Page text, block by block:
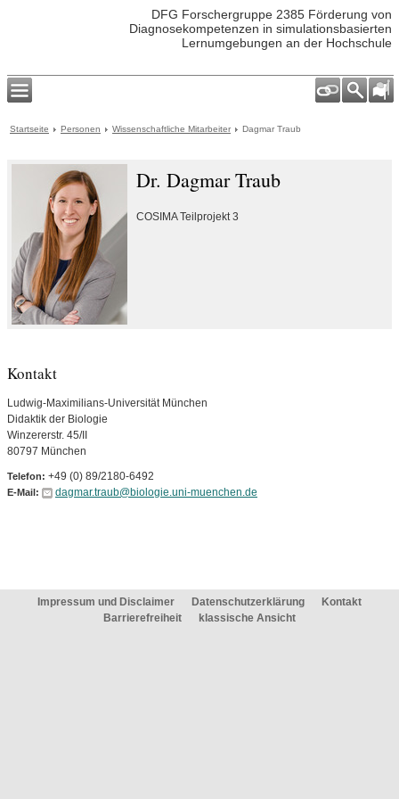
DFG Forschergruppe 2385 Förderung von
Diagnosekompetenzen in simulationsbasierten
Lernumgebungen an der Hochschule
Startseite Personen Wissenschaftliche Mitarbeiter Dagmar Traub
Dr. Dagmar Traub
COSIMA Teilprojekt 3
Kontakt
Ludwig-Maximilians-Universität München
Didaktik der Biologie
Winzererstr. 45/II
80797 München
Telefon: +49 (0) 89/2180-6492
E-Mail: dagmar.traub@biologie.uni-muenchen.de
Impressum und Disclaimer Datenschutzerklärung
Kontakt
Barrierefreiheit
klassische Ansicht